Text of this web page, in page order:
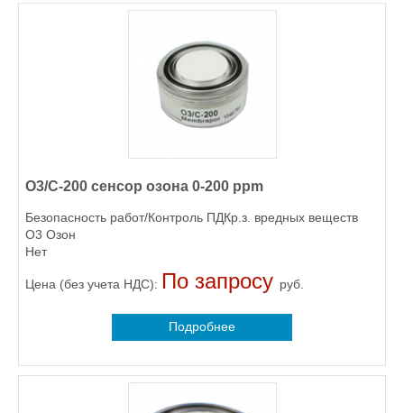
O3/C-200 сенсор озона 0-200 ppm
Безопасность работ/Контроль ПДКр.з. вредных веществ
O3 Озон
Нет
Цена (без учета НДС): По запросу руб.
Подробнее